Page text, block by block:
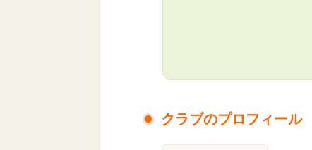
クラブのプロフィール